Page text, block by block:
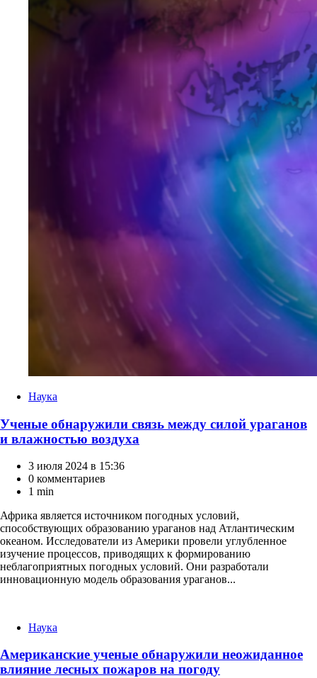
Категории
Наука
Ученые обнаружили связь между силой ураганов
и влажностью воздуха
3 июля 2024 в 15:36
0 комментариев
1 min
Африка является источником погодных условий,
способствующих образованию ураганов над Атлантическим
океаном. Исследователи из Америки провели углубленное
изучение процессов, приводящих к формированию
неблагоприятных погодных условий. Они разработали
инновационную модель образования ураганов...
Категории
Наука
Американские ученые обнаружили неожиданное
влияние лесных пожаров на погоду